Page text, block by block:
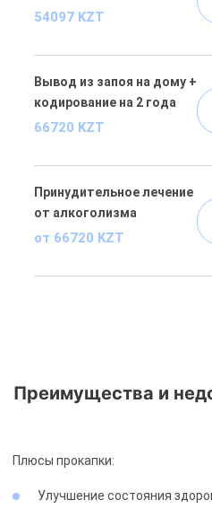
54097 KZT
Вывод из запоя на дому +
кодирование на 2 года
66720 KZT
Принудительное лечение
от алкоголизма
от 66720 KZT
Преимущества и
Плюсы прокапки:
Улучшение состояния